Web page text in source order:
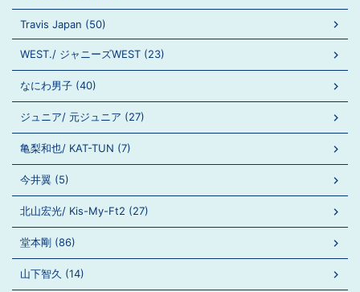
Travis Japan (50)
WEST./ ジャニーズWEST (23)
なにわ男子 (40)
ジュニア/ 元ジュニア (27)
亀梨和也/ KAT-TUN (7)
今井翼 (5)
北山宏光/ Kis-My-Ft2 (27)
堂本剛 (86)
山下智久 (14)